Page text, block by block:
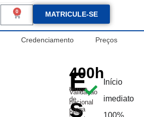
0 MATRICULE-SE
Credenciamento Preços
E
s
400h
tempo
de
carga
Validação
nacional
pelo
Início
imediato
100%